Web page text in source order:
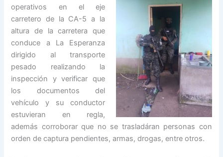
operativos en el eje
carretero de la CA-5 a la
altura de la carretera que
conduce a La Esperanza
dirigido al transporte
pesado realizando la
inspección y verificar que
los documentos del
vehículo y su conductor
estuvieran en regla,
además corroborar que no se trasladáran personas con
orden de captura pendientes, armas, drogas, entre otros.